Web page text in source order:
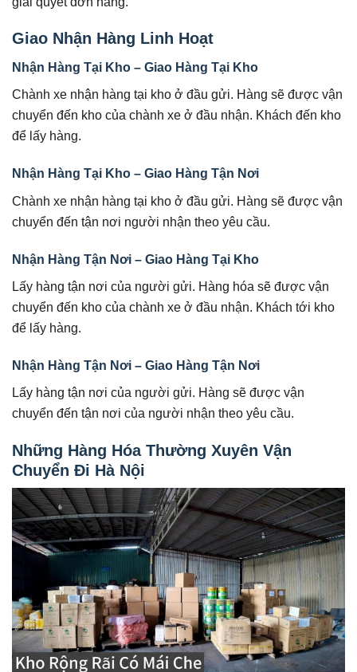
Giao Nhận Hàng Linh Hoạt
Nhận Hàng Tại Kho – Giao Hàng Tại Kho
Chành xe nhận hàng tại kho ở đầu gửi. Hàng sẽ được vận
chuyển đến kho của chành xe ở đầu nhận. Khách đến kho
để lấy hàng.
Nhận Hàng Tại Kho – Giao Hàng Tận Nơi
Chành xe nhận hàng tại kho ở đầu gửi. Hàng sẽ được vận
chuyển đến tận nơi người nhận theo yêu cầu.
Nhận Hàng Tận Nơi – Giao Hàng Tại Kho
Lấy hàng tận nơi của người gửi. Hàng hóa sẽ được vận
chuyển đến kho của chành xe ở đầu nhận. Khách tới kho
để lấy hàng.
Nhận Hàng Tận Nơi – Giao Hàng Tận Nơi
Lấy hàng tận nơi của người gửi. Hàng sẽ được vận
chuyển đến tận nơi của người nhận theo yêu cầu.
Những Hàng Hóa Thường Xuyên Vận
Chuyển Đi Hà Nội